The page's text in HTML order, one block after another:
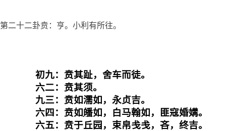
第二十二卦贲：亨。小利有所往。
初九：贲其趾，舍车而徒。
六二：贲其须。
九三：贲如濡如，永贞吉。
六四：贲如皤如，白马翰如，匪寇婚媾。
六五：贲于丘园，束帛戋戋，吝，终吉。